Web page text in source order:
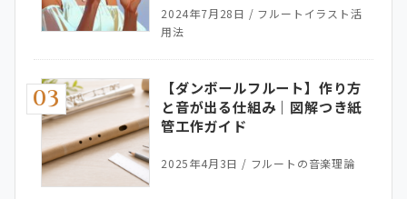
2024年7月28日 / フルートイラスト活
用法
03
【ダンボールフルート】作り方
と音が出る仕組み｜図解つき紙
管工作ガイド
2025年4月3日 / フルートの音楽理論